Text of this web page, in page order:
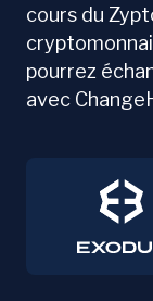
cours du
pourrez
avec